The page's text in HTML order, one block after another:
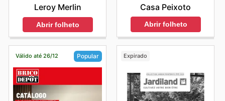
Leroy Merlin
Abrir folheto
Casa Peixoto
Abrir folheto
Válido até 26/12 Popular Expirado